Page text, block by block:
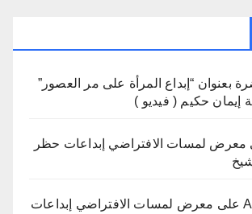
بعنوان “إبداع المرأة على مر العصور”
إيمان حكيم ( فيديو )
معرض لمسات الافتراضي إبداعات حظر
على معرض لمسات الافتراضي إبداعات